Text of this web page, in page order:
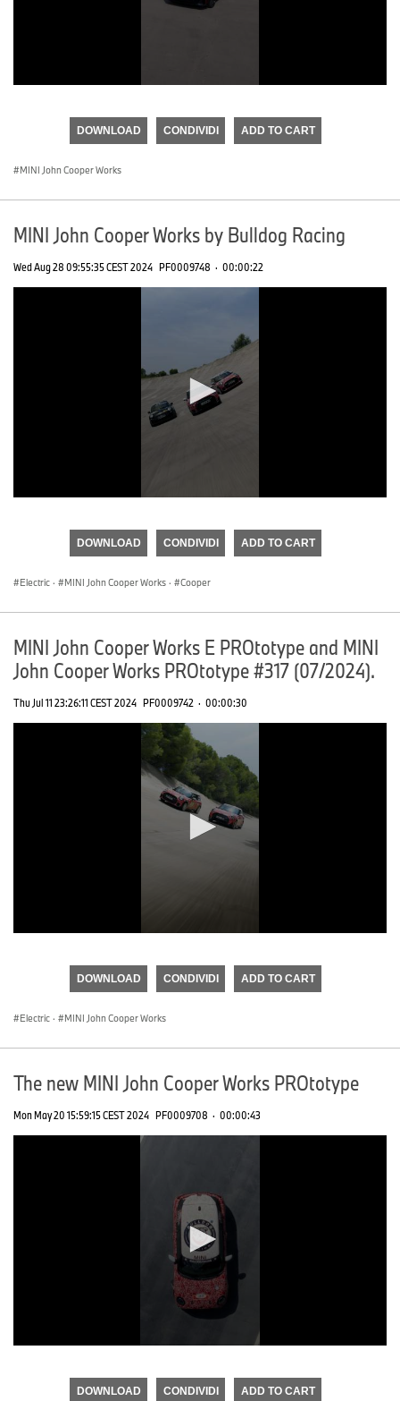
DOWNLOAD CONDIVIDI ADD TO CART
MINI John Cooper Works
MINI John Cooper Works by Bulldog Racing
Wed Aug 28 09:55:35 CEST 2024 PF0009748 · 00:00:22
DOWNLOAD CONDIVIDI ADD TO CART
Electric · MINI John Cooper Works · Cooper
MINI John Cooper Works E PROtotype and MINI
John Cooper Works PROtotype #317 (07/2024).
Thu Jul 11 23:26:11 CEST 2024 PF0009742 · 00:00:30
DOWNLOAD CONDIVIDI ADD TO CART
Electric · MINI John Cooper Works
The new MINI John Cooper Works PROtotype
Mon May 20 15:59:15 CEST 2024 PF0009708 · 00:00:43
DOWNLOAD CONDIVIDI ADD TO CART